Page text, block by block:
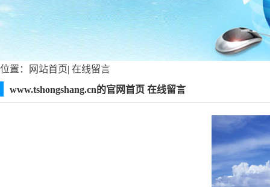
位置： 网站首页| 在线留言
www.tshongshang.cn的官网首页 在线留言